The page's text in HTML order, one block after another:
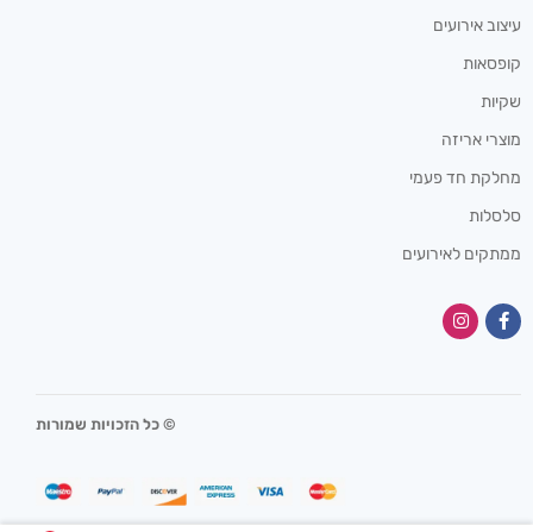
עיצוב אירועים
קופסאות
שקיות
מוצרי אריזה
מחלקת חד פעמי
סלסלות
ממתקים לאירועים
© כל הזכויות שמורות